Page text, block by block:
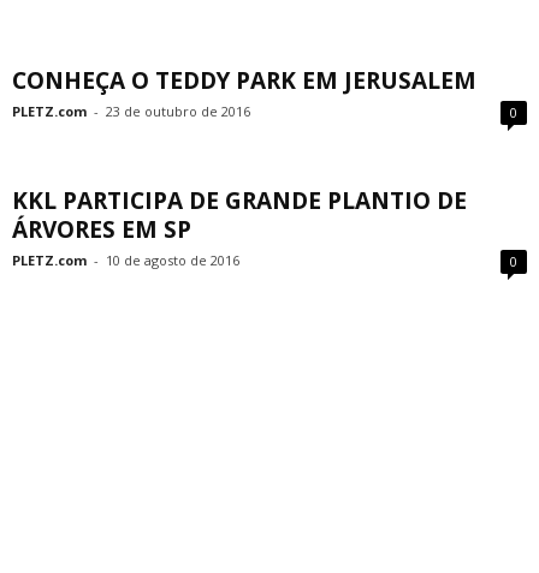
CONHEÇA O TEDDY PARK EM JERUSALEM
PLETZ.com - 23 de outubro de 2016 0
KKL PARTICIPA DE GRANDE PLANTIO DE
ÁRVORES EM SP
PLETZ.com - 10 de agosto de 2016 0